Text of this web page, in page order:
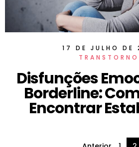
17 DE JULHO DE
Disfunções
Borderline:
Encontrar